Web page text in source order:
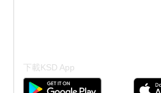
下載KSD App